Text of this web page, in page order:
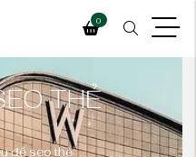
0
THẺ
đề seo thẻ